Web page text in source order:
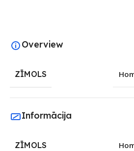
Overview
ZĪMOLS
Informācija
ZĪMOLS